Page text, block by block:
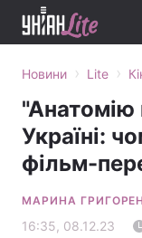
Новини › Lite ›
"Анатомію
Україні:
фільм-
МАРИНА
16:35, 08.12.23